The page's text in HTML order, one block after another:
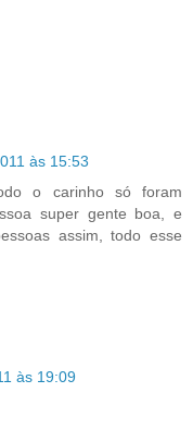
às 15:53
o carinho só foram
super gente boa, e
assim, todo esse
às 19:09